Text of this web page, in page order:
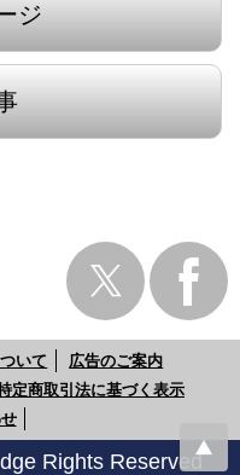
ジ
いて
広告のご案内
定商取引法に基づく表示
Rights Reserved